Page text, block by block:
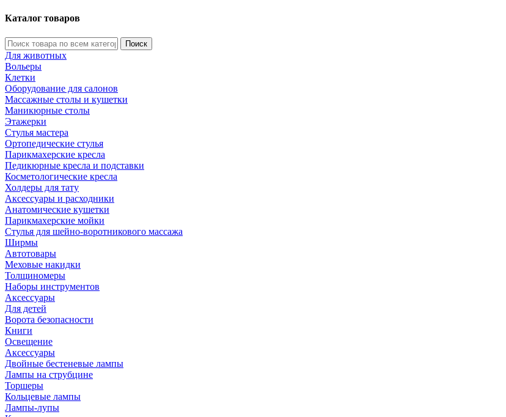
Каталог товаров
Поиск
Для животных
Вольеры
Клетки
Оборудование для салонов
Массажные столы и кушетки
Маникюрные столы
Этажерки
Стулья мастера
Ортопедические стулья
Парикмахерские кресла
Педикюрные кресла и подставки
Косметологические кресла
Холдеры для тату
Аксессуары и расходники
Анатомические кушетки
Парикмахерские мойки
Стулья для шейно-воротникового массажа
Ширмы
Автотовары
Меховые накидки
Толщиномеры
Наборы инструментов
Аксессуары
Для детей
Ворота безопасности
Книги
Освещение
Аксессуары
Двойные бестеневые лампы
Лампы на струбцине
Торшеры
Кольцевые лампы
Лампы-лупы